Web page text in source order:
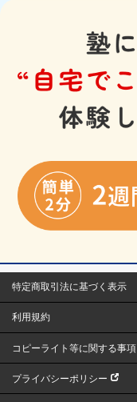
特定商取引法に基づく表示
利用規約
コピーライト等に関する事項
プライバシーポリシー